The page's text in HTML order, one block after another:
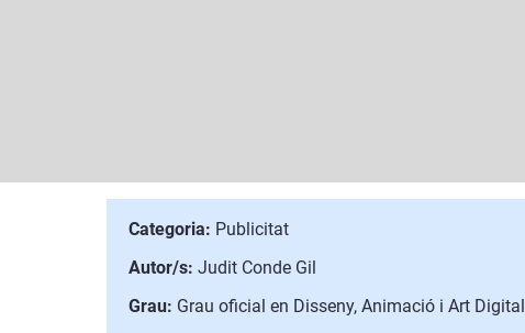
Categoria: Publicitat
Autor/s: Judit Conde Gil
Grau: Grau oficial en Disseny, Animació i Art Digital